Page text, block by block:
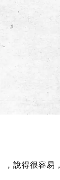
，說得很容易